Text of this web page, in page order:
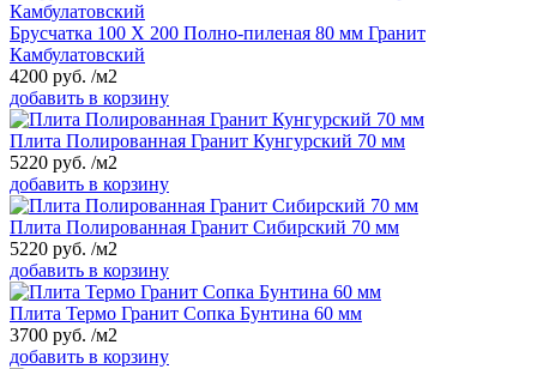
Брусчатка 100 Х 200 Полно-пиленая 80 мм Гранит
Камбулатовский
4200 руб. /м2
добавить в корзину
Плита Полированная Гранит Кунгурский 70 мм
5220 руб. /м2
добавить в корзину
Плита Полированная Гранит Сибирский 70 мм
5220 руб. /м2
добавить в корзину
Плита Термо Гранит Сопка Бунтина 60 мм
3700 руб. /м2
добавить в корзину